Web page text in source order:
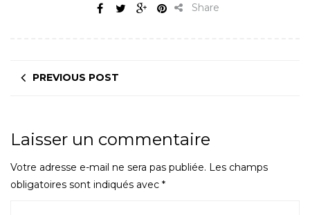
Share
PREVIOUS POST
Laisser un commentaire
Votre adresse e-mail ne sera pas publiée. Les champs
obligatoires sont indiqués avec *